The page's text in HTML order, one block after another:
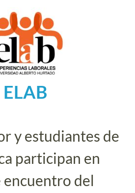
ELAB
y estudiantes de
participan en
del